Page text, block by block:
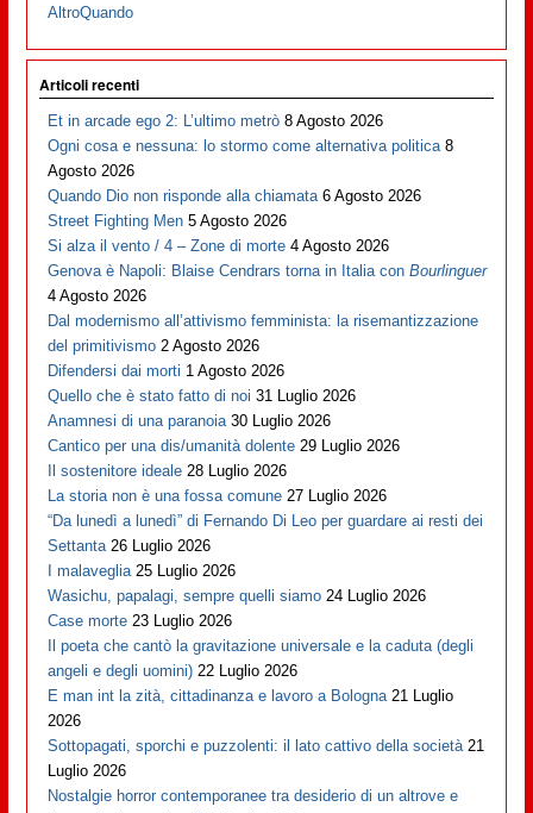
AltroQuando
Articoli recenti
Et in arcade ego 2: L’ultimo metrò 8 Agosto 2026
Ogni cosa e nessuna: lo stormo come alternativa politica 8
Agosto 2026
Quando Dio non risponde alla chiamata 6 Agosto 2026
Street Fighting Men 5 Agosto 2026
Si alza il vento / 4 – Zone di morte 4 Agosto 2026
Genova è Napoli: Blaise Cendrars torna in Italia conBourlinguer
4 Agosto 2026
Dal modernismo all’attivismo femminista: la risemantizzazione
del primitivismo 2 Agosto 2026
Difendersi dai morti 1 Agosto 2026
Quello che è stato fatto di noi 31 Luglio 2026
Anamnesi di una paranoia 30 Luglio 2026
Cantico per una dis/umanità dolente 29 Luglio 2026
Il sostenitore ideale 28 Luglio 2026
La storia non è una fossa comune 27 Luglio 2026
“Da lunedì a lunedì” di Fernando Di Leo per guardare ai resti dei
Settanta 26 Luglio 2026
I malaveglia 25 Luglio 2026
Wasichu, papalagi, sempre quelli siamo 24 Luglio 2026
Case morte 23 Luglio 2026
Il poeta che cantò la gravitazione universale e la caduta (degli
angeli e degli uomini) 22 Luglio 2026
E man int la zità, cittadinanza e lavoro a Bologna 21 Luglio
2026
Sottopagati, sporchi e puzzolenti: il lato cattivo della società 21
Luglio 2026
Nostalgie horror contemporanee tra desiderio di un altrove e